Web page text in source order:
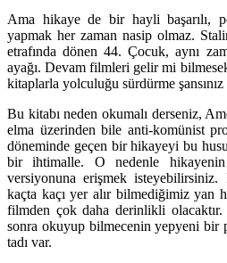
Ama hikaye de bir hayli başarılı,
yapmak her zaman nasip olmaz.
etrafında dönen 44. Çocuk, aynı
ayağı. Devam filmleri gelir mi
kitaplarla yolculuğu sürdürme
Bu kitabı neden okumalı derseniz,
elma üzerinden bile anti-komünist
döneminde geçen bir hikayeyi bu
bir ihtimalle. O nedenle
versiyonuna erişmek isteyebilirsiniz.
kaçta kaçı yer alır bilmediğimiz yan
filmden çok daha derinlikli
sonra okuyup bilmecenin yepyeni bir
tadı var.